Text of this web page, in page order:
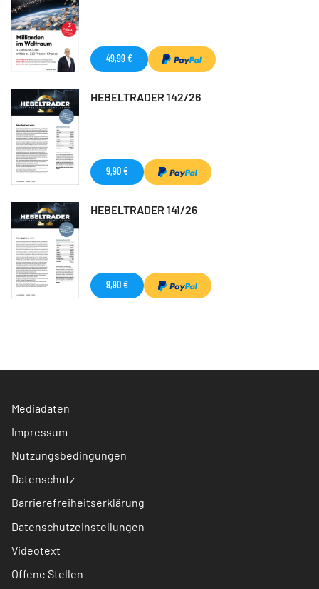
49,99 €
HEBELTRADER 142/26
9,90 €
HEBELTRADER 141/26
9,90 €
Mediadaten
Impressum
Nutzungsbedingungen
Datenschutz
Barrierefreiheitserklärung
Datenschutzeinstellungen
Videotext
Offene Stellen